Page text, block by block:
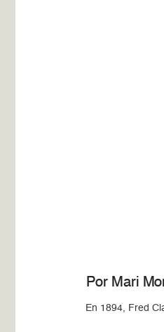
Por Mari
En 1894, Fred